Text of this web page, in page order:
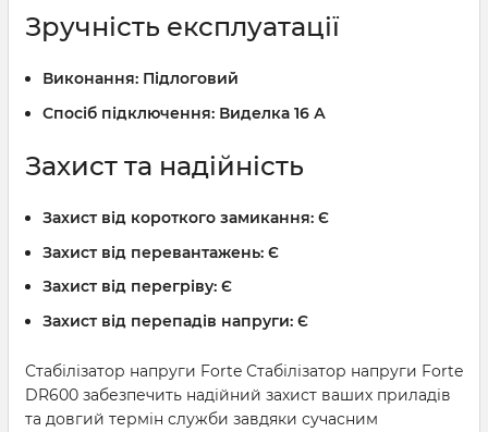
Зручність експлуатації
Виконання: Підлоговий
Спосіб підключення: Виделка 16 А
Захист та надійність
Захист від короткого замикання: Є
Захист від перевантажень: Є
Захист від перегріву: Є
Захист від перепадів напруги: Є
Стабілізатор напруги Forte Стабілізатор напруги Forte
DR600 забезпечить надійний захист ваших приладів
та довгий термін служби завдяки сучасним